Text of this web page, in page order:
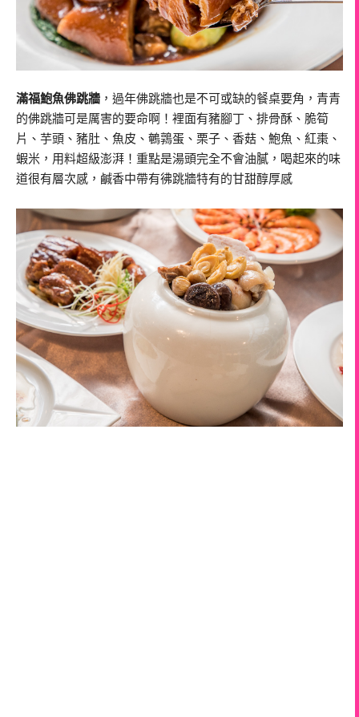
滿福鮑魚佛跳牆 ，過年佛跳牆也是不可或缺的餐桌要角，青青
的佛跳牆可是厲害的要命啊！裡面有豬腳丁、排骨酥、脆筍
片、芋頭、豬肚、魚皮、鵪鶉蛋、栗子、香菇、鮑魚、紅棗、
蝦米，用料超級澎湃！重點是湯頭完全不會油膩，喝起來的味
道很有層次感，鹹香中帶有彿跳牆特有的甘甜醇厚感